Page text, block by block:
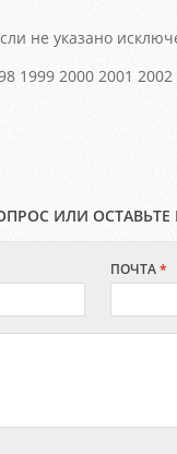
не указано
1999 2000 2001
ИЛИ
ПОЧТА*